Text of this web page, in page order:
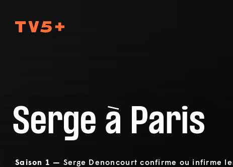
Serge à Paris
Saison 1 — Serge Denoncourt confirme ou infirme